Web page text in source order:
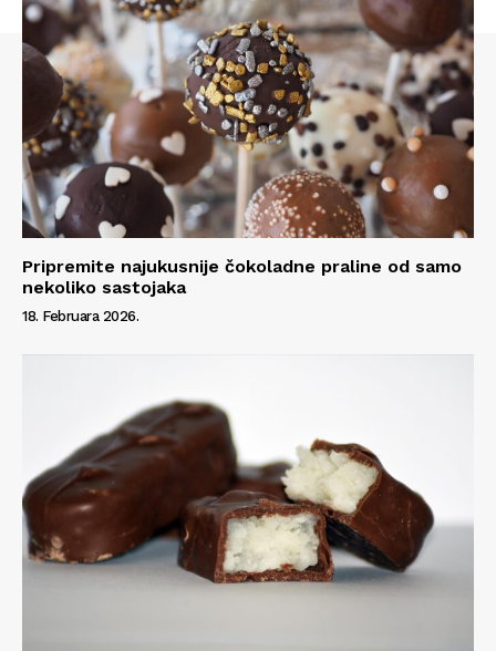
Info
Impressum
Pripremite najukusnije čokoladne praline od samo
nekoliko sastojaka
18. Februara 2026.